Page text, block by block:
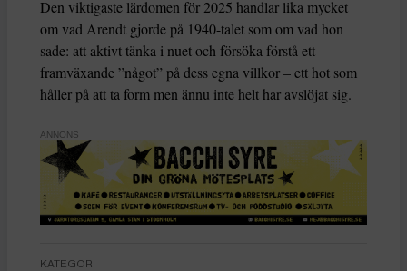
Den viktigaste lärdomen för 2025 handlar lika mycket
om vad Arendt gjorde på 1940-talet som om vad hon
sade: att aktivt tänka i nuet och försöka förstå ett
framväxande ”något” på dess egna villkor – ett hot som
håller på att ta form men ännu inte helt har avslöjat sig.
ANNONS
KATEGORI